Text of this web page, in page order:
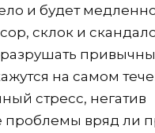
и будет
склок и
на самом
стресс, негатив
проблемы вряд ли